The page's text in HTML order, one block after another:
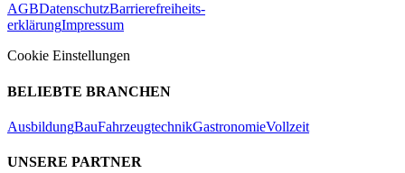
AGBDatenschutzBarrierefreiheits-
erklärungImpressum
Cookie Einstellungen
BELIEBTE BRANCHEN
AusbildungBauFahrzeugtechnikGastronomieVollzeit
UNSERE PARTNER